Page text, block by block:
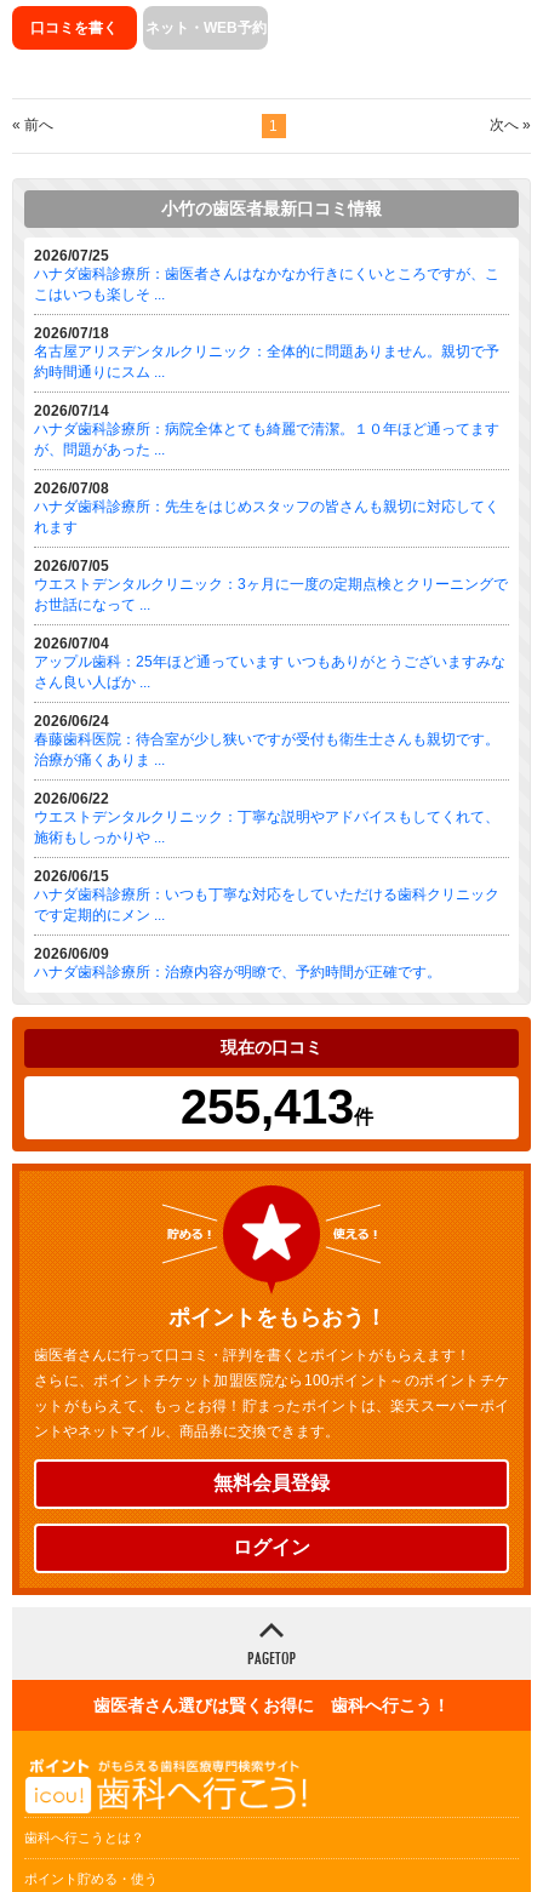
口コミを書く ネット・WEB予約
« 前へ 1 次へ »
小竹の歯医者最新口コミ情報
2026/07/25
ハナダ歯科診療所：歯医者さんはなかなか行きにくいところですが、こ
こはいつも楽しそ ...
2026/07/18
名古屋アリスデンタルクリニック：全体的に問題ありません。親切で予
約時間通りにスム ...
2026/07/14
ハナダ歯科診療所：病院全体とても綺麗で清潔。１０年ほど通ってます
が、問題があった ...
2026/07/08
ハナダ歯科診療所：先生をはじめスタッフの皆さんも親切に対応してく
れます
2026/07/05
ウエストデンタルクリニック：3ヶ月に一度の定期点検とクリーニングで
お世話になって ...
2026/07/04
アップル歯科：25年ほど通っています いつもありがとうございますみな
さん良い人ばか ...
2026/06/24
春藤歯科医院：待合室が少し狭いですが受付も衛生士さんも親切です。
治療が痛くありま ...
2026/06/22
ウエストデンタルクリニック：丁寧な説明やアドバイスもしてくれて、
施術もしっかりや ...
2026/06/15
ハナダ歯科診療所：いつも丁寧な対応をしていただける歯科クリニック
です定期的にメン ...
2026/06/09
ハナダ歯科診療所：治療内容が明瞭で、予約時間が正確です。
現在の口コミ
255,413件
ポイントをもらおう！
歯医者さんに行って口コミ・評判を書くとポイントがもらえます！
さらに、ポイントチケット加盟医院なら100ポイント～のポイントチケ
ットがもらえて、もっとお得！貯まったポイントは、楽天スーパーポイ
ントやネットマイル、商品券に交換できます。
無料会員登録
ログイン
歯医者さん選びは賢くお得に 歯科へ行こう！
歯科へ行こうとは？
ポイント貯める・使う